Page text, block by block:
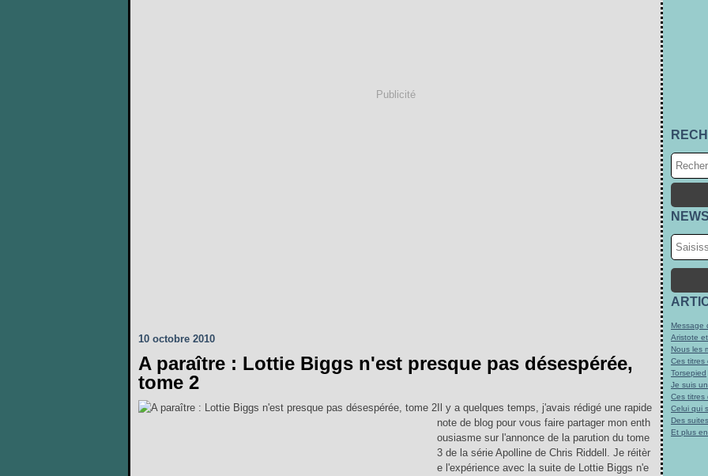
Publicité
10 octobre 2010
A paraître : Lottie Biggs n'est presque pas désespérée,
tome 2
Il y a quelques temps, j'avais rédigé une rapide
note de blog pour vous faire partager mon enth
ousiasme sur l'annonce de la parution du tome
3 de la série Apolline de Chris Riddell. Je réitèr
e l'expérience avec la suite de Lottie Biggs n'e
Message
Aristote
Nous les
Ces titres
Torsepied
Je suis
Ces titres
Celui qui
Des
Et plus